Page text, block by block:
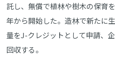
託し、無償で植林や樹木の保育
年から開始した。造林で新たに
量をJ-クレジットとして申請、
回収する。